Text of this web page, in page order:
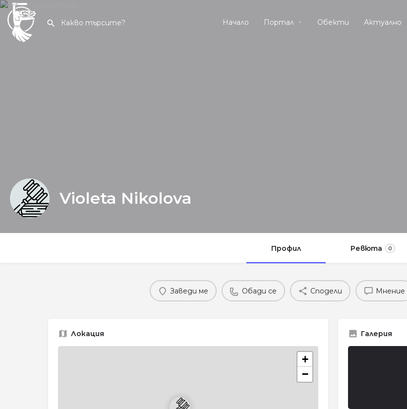
Начало Портал Обекти Актуално
Violeta Nikolova
Профил Ревюта 0
Заведи ме Обади се Сподели Мнение
Локация
+
−
Галерия